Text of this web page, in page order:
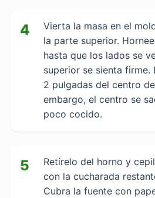
4
Vierta la masa en el
la parte superior.
hasta que los lados se
superior se sienta firme.
2 pulgadas del centro
embargo, el centro se
poco cocido.
5
Retírelo del horno y
con la cucharada
Cubra la fuente con